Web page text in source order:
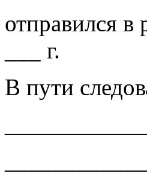
отправился
___ г.
В пути